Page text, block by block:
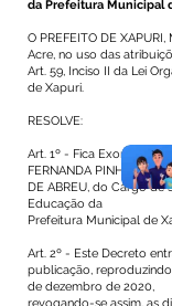
da Prefeitura Municipal
O PREFEITO DE
Acre, no uso das
Art. 59, Inciso II da Lei
de Xapuri.
RESOLVE:
Art. 1º - Fica Exonerada
FERNANDA PINHEIRO
DE ABREU, do Cargo de
Educação da
Prefeitura Municipal de
Art. 2º - Este Decreto
publicação,
de dezembro de 2020,